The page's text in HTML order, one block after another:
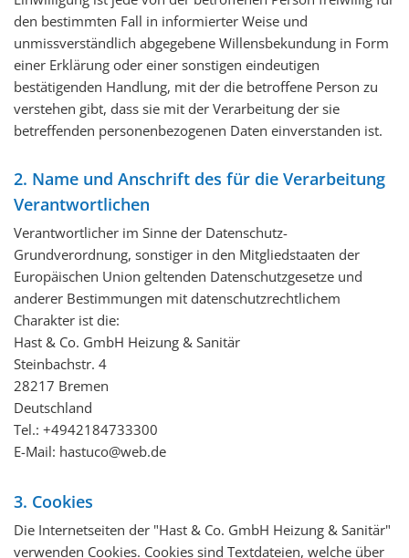
den bestimmten Fall in informierter Weise und
unmissverständlich abgegebene Willensbekundung in Form
einer Erklärung oder einer sonstigen eindeutigen
bestätigenden Handlung, mit der die betroffene Person zu
verstehen gibt, dass sie mit der Verarbeitung der sie
betreffenden personenbezogenen Daten einverstanden ist.
2. Name und Anschrift des für die Verarbeitung
Verantwortlichen
Verantwortlicher im Sinne der Datenschutz-
Grundverordnung, sonstiger in den Mitgliedstaaten der
Europäischen Union geltenden Datenschutzgesetze und
anderer Bestimmungen mit datenschutzrechtlichem
Charakter ist die:
Hast & Co. GmbH Heizung & Sanitär
Steinbachstr. 4
28217 Bremen
Deutschland
Tel.: +4942184733300
E-Mail: hastuco@web.de
3. Cookies
Die Internetseiten der "Hast & Co. GmbH Heizung & Sanitär"
verwenden Cookies. Cookies sind Textdateien, welche über